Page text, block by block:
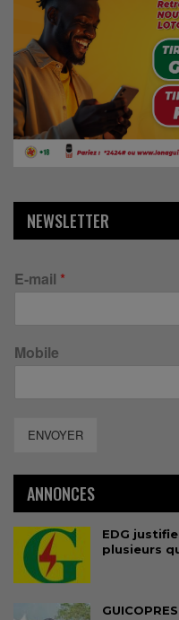
NEWSLETTER
E-mail *
Mobile
ENVOYER
ANNONCES
EDG
plusieurs